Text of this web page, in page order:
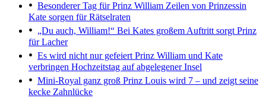
Besonderer Tag für Prinz William Zeilen von Prinzessin
Kate sorgen für Rätselraten
„Du auch, William!“ Bei Kates großem Auftritt sorgt Prinz
für Lacher
Es wird nicht nur gefeiert Prinz William und Kate
verbringen Hochzeitstag auf abgelegener Insel
Mini-Royal ganz groß Prinz Louis wird 7 – und zeigt seine
kecke Zahnlücke